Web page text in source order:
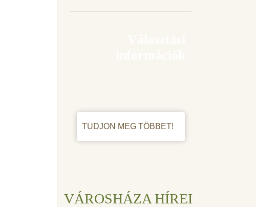
TUDJON MEG TÖBBET!
VÁROSHÁZA HÍREI